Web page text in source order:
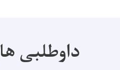
داوطلبی